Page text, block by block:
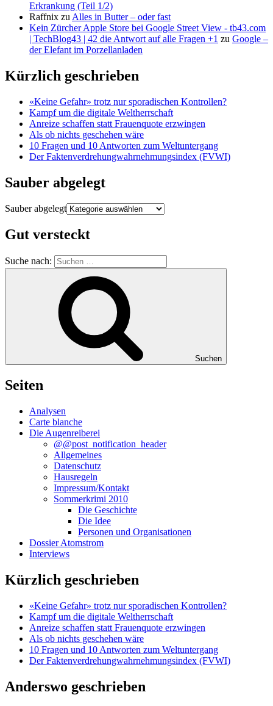
Erkrankung (Teil 1/2)
Raffnix zu Alles in Butter – oder fast
Kein Zürcher Apple Store bei Google Street View - tb43.com
| TechBlog43 | 42 die Antwort auf alle Fragen +1 zu Google –
der Elefant im Porzellanladen
Kürzlich geschrieben
«Keine Gefahr» trotz nur sporadischen Kontrollen?
Kampf um die digitale Weltherrschaft
Anreize schaffen statt Frauenquote erzwingen
Als ob nichts geschehen wäre
10 Fragen und 10 Antworten zum Weltuntergang
Der Faktenverdrehungwahrnehmungsindex (FVWI)
Sauber abgelegt
Sauber abgelegt
Gut versteckt
Suche nach:
Suchen
Seiten
Analysen
Carte blanche
Die Augenreiberei
@@post_notification_header
Allgemeines
Datenschutz
Hausregeln
Impressum/Kontakt
Sommerkrimi 2010
Die Geschichte
Die Idee
Personen und Organisationen
Dossier Atomstrom
Interviews
Kürzlich geschrieben
«Keine Gefahr» trotz nur sporadischen Kontrollen?
Kampf um die digitale Weltherrschaft
Anreize schaffen statt Frauenquote erzwingen
Als ob nichts geschehen wäre
10 Fragen und 10 Antworten zum Weltuntergang
Der Faktenverdrehungwahrnehmungsindex (FVWI)
Anderswo geschrieben